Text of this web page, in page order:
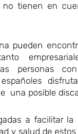
tienen en
pueden
personas con
una posible
a facilitar
y salud de estos